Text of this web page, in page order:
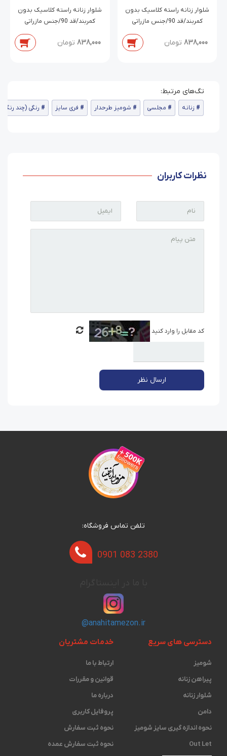
شلوار زنانه راسته کلاسیک بدون
کمربند/قد 90/جنس مازراتی
838,000 تومان
شلوار زنانه راسته کلاسیک بدون
کمربند/قد 90/جنس مازراتی
838,000 تومان
زنانه مجلسی شومیز طرحدار فری سایز رنگی (چند رنگ)
نظرات کاربران
کد مقابل را وارد کنید
ارسال نظر
تلفن تماس فروشگاه:
0901 083 2380
@anahitamezon.ir
دسترسی های سریع
شومیز
پیراهن زنانه
شلوار زنانه
دامن
نحوه اندازه گیری ‫سایز شومیز
Out Let
خدمات مشتریان
ارتباط با ما
قوانین و مقررات
درباره ما
پروفایل کاربری
نحوه ثبت سفارش
نحوه ثبت سفارش عمده